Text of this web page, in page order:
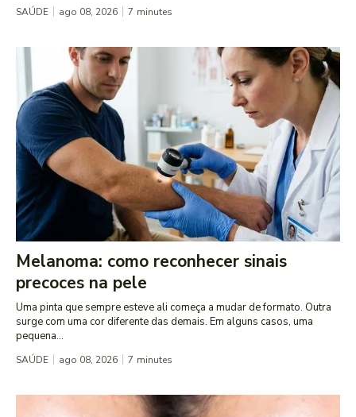
SAÚDE ago 08, 2026 7 minutes
Melanoma: como reconhecer sinais
precoces na pele
Uma pinta que sempre esteve ali começa a mudar de formato. Outra
surge com uma cor diferente das demais. Em alguns casos, uma
pequena...
SAÚDE ago 08, 2026 7 minutes